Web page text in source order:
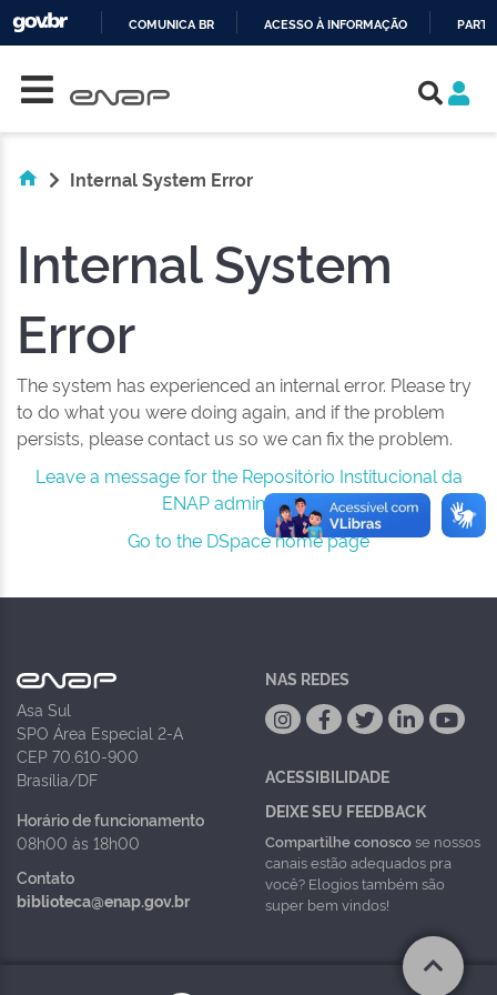
COMUNICA BR ACESSO À INFORMAÇÃO
Internal System Error
Internal System
Error
The system has experienced an internal error. Please try
to do what you were doing again, and if the problem
persists, please contact us so we can fix the problem.
Leave a message for the Repositório Institucional da
ENAP administrators.
Go to the DSpace home page
Asa Sul
SPO Área Especial 2-A
CEP 70.610-900
Brasília/DF
Horário de funcionamento
08h00 às 18h00
Contato
biblioteca@enap.gov.br
NAS REDES
ACESSIBILIDADE
DEIXE SEU FEEDBACK
Compartilhe conoscose nossos
canais estão adequados pra
você? Elogios também são
super bem vindos!